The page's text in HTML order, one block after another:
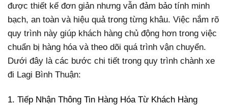
được thiết kế đơn giản nhưng vẫn đảm bảo tính minh
bạch, an toàn và hiệu quả trong từng khâu. Việc nắm rõ
quy trình này giúp khách hàng chủ động hơn trong việc
chuẩn bị hàng hóa và theo dõi quá trình vận chuyển.
Dưới đây là các bước chi tiết trong quy trình chành xe
đi Lagi Bình Thuận:
1. Tiếp Nhận Thông Tin Hàng Hóa Từ Khách Hàng